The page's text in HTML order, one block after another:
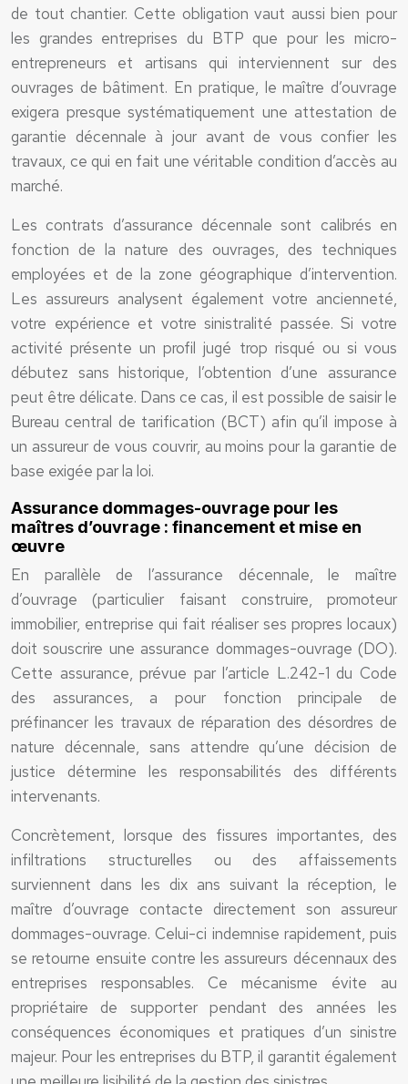
de tout chantier. Cette obligation vaut aussi bien pour
les grandes entreprises du BTP que pour les micro-
entrepreneurs et artisans qui interviennent sur des
ouvrages de bâtiment. En pratique, le maître d’ouvrage
exigera presque systématiquement une attestation de
garantie décennale à jour avant de vous confier les
travaux, ce qui en fait une véritable condition d’accès au
marché.
Les contrats d’assurance décennale sont calibrés en
fonction de la nature des ouvrages, des techniques
employées et de la zone géographique d’intervention.
Les assureurs analysent également votre ancienneté,
votre expérience et votre sinistralité passée. Si votre
activité présente un profil jugé trop risqué ou si vous
débutez sans historique, l’obtention d’une assurance
peut être délicate. Dans ce cas, il est possible de saisir le
Bureau central de tarification (BCT) afin qu’il impose à
un assureur de vous couvrir, au moins pour la garantie de
base exigée par la loi.
Assurance dommages-ouvrage pour les
maîtres d’ouvrage : financement et mise en
œuvre
En parallèle de l’assurance décennale, le maître
d’ouvrage (particulier faisant construire, promoteur
immobilier, entreprise qui fait réaliser ses propres locaux)
doit souscrire une assurance dommages-ouvrage (DO).
Cette assurance, prévue par l’article L.242-1 du Code
des assurances, a pour fonction principale de
préfinancer les travaux de réparation des désordres de
nature décennale, sans attendre qu’une décision de
justice détermine les responsabilités des différents
intervenants.
Concrètement, lorsque des fissures importantes, des
infiltrations structurelles ou des affaissements
surviennent dans les dix ans suivant la réception, le
maître d’ouvrage contacte directement son assureur
dommages-ouvrage. Celui-ci indemnise rapidement, puis
se retourne ensuite contre les assureurs décennaux des
entreprises responsables. Ce mécanisme évite au
propriétaire de supporter pendant des années les
conséquences économiques et pratiques d’un sinistre
majeur. Pour les entreprises du BTP, il garantit également